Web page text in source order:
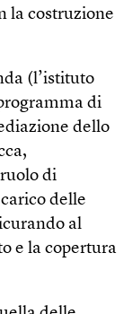
la costruzione
(l’istituto
di
dello
di
delle
al
e la copertura